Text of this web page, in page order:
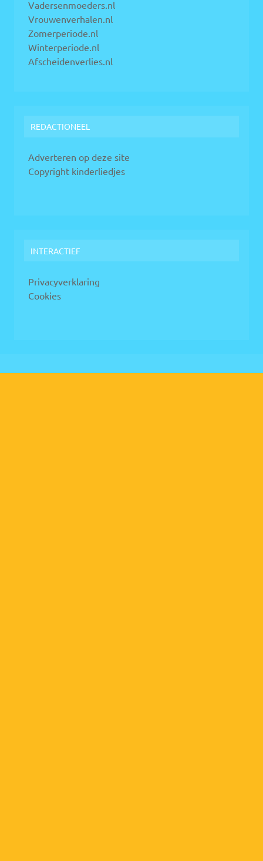
Vadersenmoeders.nl
Vrouwenverhalen.nl
Zomerperiode.nl
Winterperiode.nl
Afscheidenverlies.nl
REDACTIONEEL
Adverteren op deze site
Copyright kinderliedjes
INTERACTIEF
Privacyverklaring
Cookies